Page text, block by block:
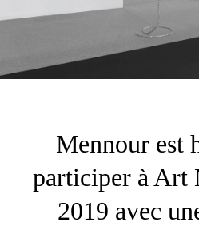
Mennour est
participer à Art
2019 avec